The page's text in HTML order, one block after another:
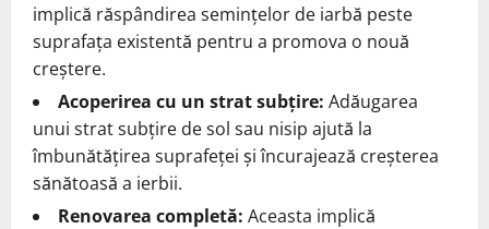
implică răspândirea semințelor de iarbă peste
suprafața existentă pentru a promova o nouă
creștere.
Acoperirea cu un strat subțire: Adăugarea
unui strat subțire de sol sau nisip ajută la
îmbunătățirea suprafeței și încurajează creșterea
sănătoasă a ierbii.
Renovarea completă: Aceasta implică